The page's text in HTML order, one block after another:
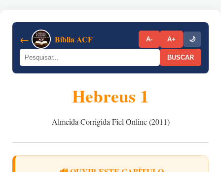
← Bíblia ACF A- A+ 🌙
BUSCAR
Hebreus 1
Almeida Corrigida Fiel Online (2011)